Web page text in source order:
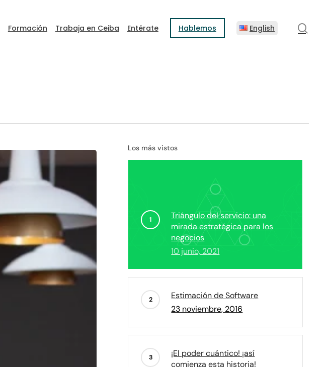
Formación Trabaja en Ceiba Entérate
Go to Ceiba
Hablemos English
Los más vistos
Triángulo del servicio: una
mirada estratégica para los
negocios
10 junio, 2021
Estimación de Software
23 noviembre, 2016
¡El poder cuántico! ¡así
comienza esta historia!